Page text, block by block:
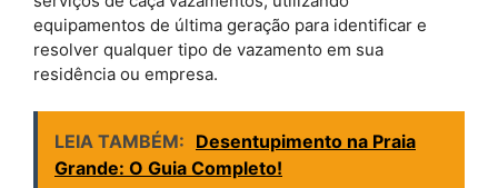
equipamentos de última geração para identificar e
resolver qualquer tipo de vazamento em sua
residência ou empresa.
LEIA TAMBÉM: Desentupimento na Praia
Grande: O Guia Completo!